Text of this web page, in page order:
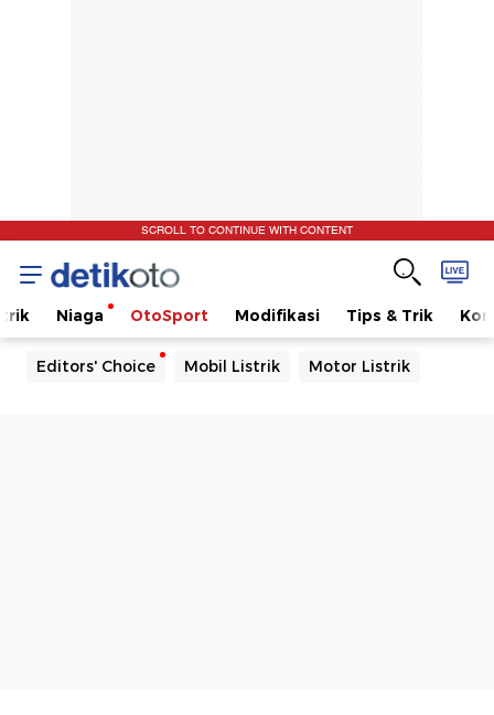
SCROLL TO CONTINUE WITH CONTENT
Niaga OtoSport Modifikasi Tips & Trik
Editors' Choice Mobil Listrik Motor Listrik